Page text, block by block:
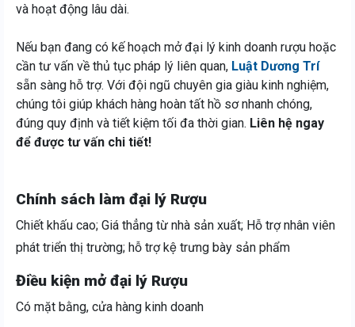
và hoạt động lâu dài.
Nếu bạn đang có kế hoạch mở đại lý kinh doanh rượu hoặc
cần tư vấn về thủ tục pháp lý liên quan, Luật Dương Trí
sẵn sàng hỗ trợ. Với đội ngũ chuyên gia giàu kinh nghiệm,
chúng tôi giúp khách hàng hoàn tất hồ sơ nhanh chóng,
đúng quy định và tiết kiệm tối đa thời gian. Liên hệ ngay
để được tư vấn chi tiết!
Chính sách làm đại lý Rượu
Chiết khấu cao; Giá thẳng từ nhà sản xuất; Hỗ trợ nhân viên
phát triển thị trường; hỗ trợ kệ trưng bày sản phẩm
Điều kiện mở đại lý Rượu
Có mặt bằng, cửa hàng kinh doanh